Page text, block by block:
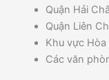
Quận Hải
Quận Liên
Khu vực Hòa
Các văn